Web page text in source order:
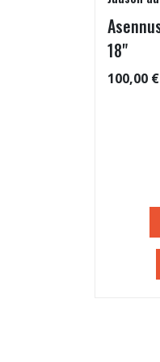
18"
100,00 €